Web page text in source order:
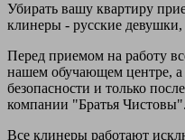
Убирать вашу квартиру
клинеры - русские девушки,
Перед приемом на работу
нашем обучающем центре, а
безопасности и только
компании "Братья Чистовы".
Все клинеры работают